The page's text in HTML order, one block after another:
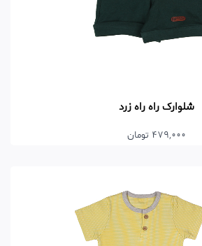
شلوارک راه راه زرد
479,000 تومان